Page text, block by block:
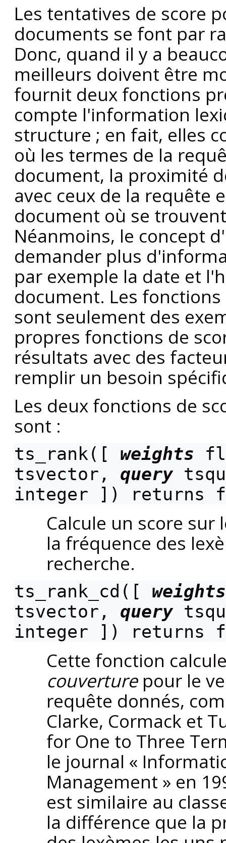
Les tentatives de score
documents se font par
Donc, quand il y a
meilleurs doivent être
fournit deux fonctions
compte l'information
structure ; en fait, elles
où les termes de la
document, la proximité
avec ceux de la requête
document où se
Néanmoins, le concept
demander plus
par exemple la date et
document. Les
sont seulement des
propres fonctions de
résultats avec des
remplir un besoin
Les deux fonctions de
sont :
ts_rank([ weights
tsvector , query
integer
]) returns
Calcule un score sur
la fréquence des
recherche.
ts_rank_cd([
weights
tsvector , query
integer
]) returns
Cette fonction
couverturepour le
requête donnés,
Clarke, Cormack et
for One to Three
le journal «
Management » en
est similaire au
la différence que la